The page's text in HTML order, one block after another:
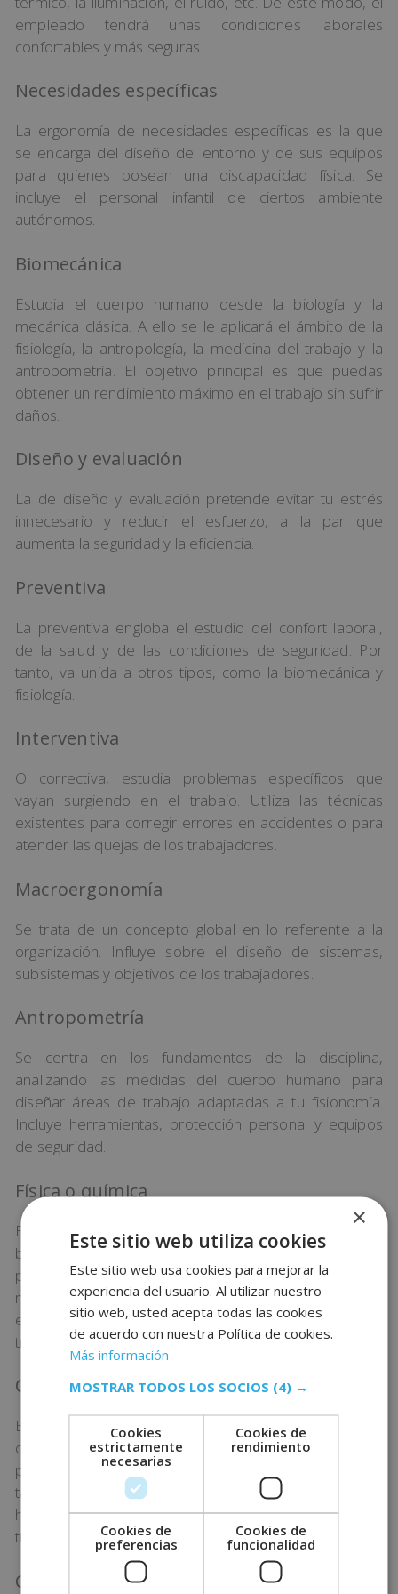
empleado tendrá unas condiciones laborales
confortables y más seguras.
Necesidades específicas
La ergonomía de necesidades específicas es la que
se encarga del diseño del entorno y de sus equipos
para quienes posean una discapacidad física. Se
incluye el personal infantil de ciertos ambiente
autónomos.
Biomecánica
Estudia el cuerpo humano desde la biología y la
mecánica clásica. A ello se le aplicará el ámbito de la
fisiología, la antropología, la medicina del trabajo y la
antropometría. El objetivo principal es que puedas
obtener un rendimiento máximo en el trabajo sin sufrir
daños.
Diseño y evaluación
La de diseño y evaluación pretende evitar tu estrés
innecesario y reducir el esfuerzo, a la par que
aumenta la seguridad y la eficiencia.
Preventiva
La preventiva engloba el estudio del confort laboral,
de la salud y de las condiciones de seguridad. Por
tanto, va unida a otros tipos, como la biomecánica y
fisiología.
Interventiva
O correctiva, estudia problemas específicos que
vayan surgiendo en el trabajo. Utiliza las técnicas
existentes para corregir errores en accidentes o para
atender las quejas de los trabajadores.
Macroergonomía
Se trata de un concepto global en lo referente a la
organización. Influye sobre el diseño de sistemas,
subsistemas y objetivos de los trabajadores.
Antropometría
Se centra en los fundamentos de la disciplina,
analizando las medidas del cuerpo humano para
diseñar áreas de trabajo adaptadas a tu fisionomía.
Incluye herramientas, protección personal y equipos
de seguridad.
Física o química
Estas cuentan con aspectos fisiológicos, anatómicos,
biomecánicos y antropométricos del cuerpo humano,
por lo que cuida posturas de trabajo, manejo de
materiales, movimientos repetitivos, etc. Se pretende
evitar las lesiones musculares y cuidar tu salud en el
trabajo.
Organizacional
Busca optimizar los sistemas técnicos relacionados
con las estructuras de organización. Incluye las
políticas de dicha organización y sus procesos. Por
tanto, analiza factores psicosociales, de recursos
humanos o de comunicación, como por ejemplo el
trabajo en turnos.
Comunicación
×
Este sitio web utiliza cookies
Este sitio web usa cookies para mejorar la
experiencia del usuario. Al utilizar nuestro
sitio web, usted acepta todas las cookies
de acuerdo con nuestra Política de cookies.
Más información
MOSTRAR TODOS LOS SOCIOS (4) →
Cookies
estrictamente
necesarias
Cookies de
rendimiento
Cookies de
preferencias
Cookies de
funcionalidad